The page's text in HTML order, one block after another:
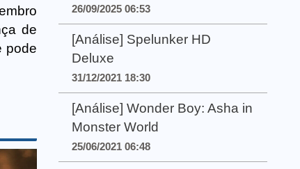
de
pode
26/09/2025 06:53
[Análise] Spelunker HD
Deluxe
31/12/2021 18:30
[Análise] Wonder Boy: Asha in
Monster World
25/06/2021 06:48